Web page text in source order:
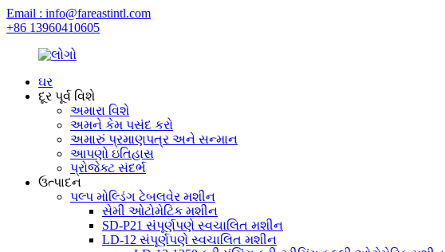
Email : info@fareastintl.com
+86 13960410605
ઘર
દૂર પૂર્વ વિશે
અમારા વિશે
અમને કેમ પસંદ કરો
અમારું પ્રમાણપત્ર અને સન્માન
આપણો ઇતિહાસ
પ્રોજેક્ટ સંદર્ભ
ઉત્પાદન
પલ્પ મોલ્ડિંગ ટેબલવેર મશીન
સેમી ઓટોમેટિક મશીન
SD-P21 સંપૂર્ણપણે સ્વચાલિત મશીન
LD-12 સંપૂર્ણપણે સ્વચાલિત મશીન